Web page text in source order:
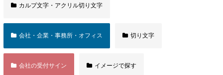
カルプ文字・アクリル切り文字
会社・企業・事務所・オフィス 切り文字
会社の受付サイン イメージで探す